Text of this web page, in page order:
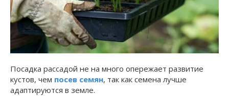
Посадка рассадой не на много опережает развитие
кустов, чем посев семян, так как семена лучше
адаптируются в земле.